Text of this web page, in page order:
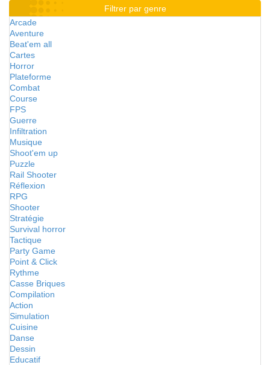
Filtrer par genre
Arcade
Aventure
Beat'em all
Cartes
Horror
Plateforme
Combat
Course
FPS
Guerre
Infiltration
Musique
Shoot'em up
Puzzle
Rail Shooter
Réflexion
RPG
Shooter
Stratégie
Survival horror
Tactique
Party Game
Point & Click
Rythme
Casse Briques
Compilation
Action
Simulation
Cuisine
Danse
Dessin
Educatif